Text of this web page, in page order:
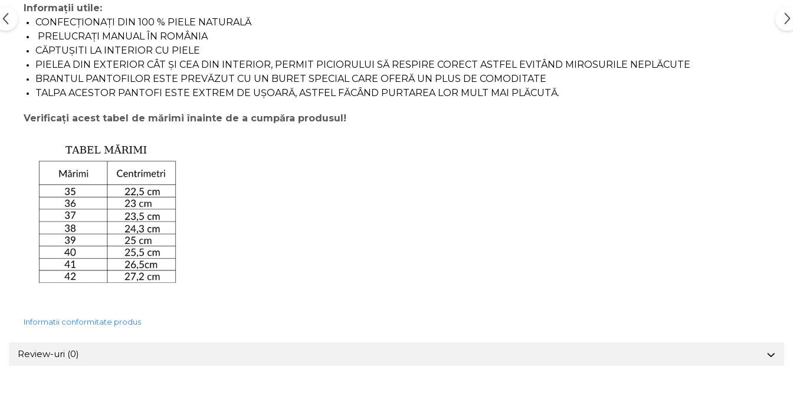
Informații utile:
CONFECȚIONAȚI DIN 100 % PIELE NATURALĂ
PRELUCRAȚI MANUAL ÎN ROMÂNIA
CĂPTUȘITI LA INTERIOR CU PIELE
PIELEA DIN EXTERIOR CÂT ȘI CEA DIN INTERIOR, PERMIT PICIORULUI SĂ RESPIRE CORECT ASTFEL EVITÂND MIROSURILE NEPLĂCUTE
BRANTUL PANTOFILOR ESTE PREVĂZUT CU UN BURET SPECIAL CARE OFERĂ UN PLUS DE COMODITATE
TALPA ACESTOR PANTOFI ESTE EXTREM DE UȘOARĂ, ASTFEL FĂCÂND PURTAREA LOR MULT MAI PLĂCUTĂ.
Verificați acest tabel de mărimi înainte de a cumpăra produsul!
Informatii conformitate produs
Review-uri (0)